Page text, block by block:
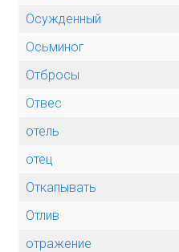
Осужденный
Осьминог
Отбросы
Отвес
отель
отец
Откапывать
Отлив
отражение